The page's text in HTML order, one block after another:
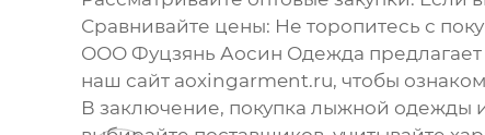
Сравнивайте цены: Не торопитесь с
ООО Фуцзянь Аосин Одежда
наш сайт aoxingarment.ru, чтобы
В заключение, покупка лыжной одежды